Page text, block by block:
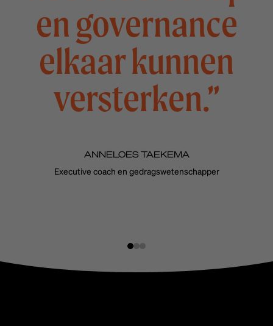
en governance
elkaar kunnen
versterken.”
ANNELOES TAEKEMA
Executive coach en gedragswetenschapper
Slide
SlideSlide